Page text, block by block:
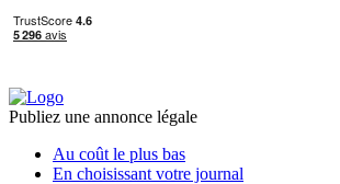
Publiez une annonce légale
Au coût le plus bas
En choisissant votre journal